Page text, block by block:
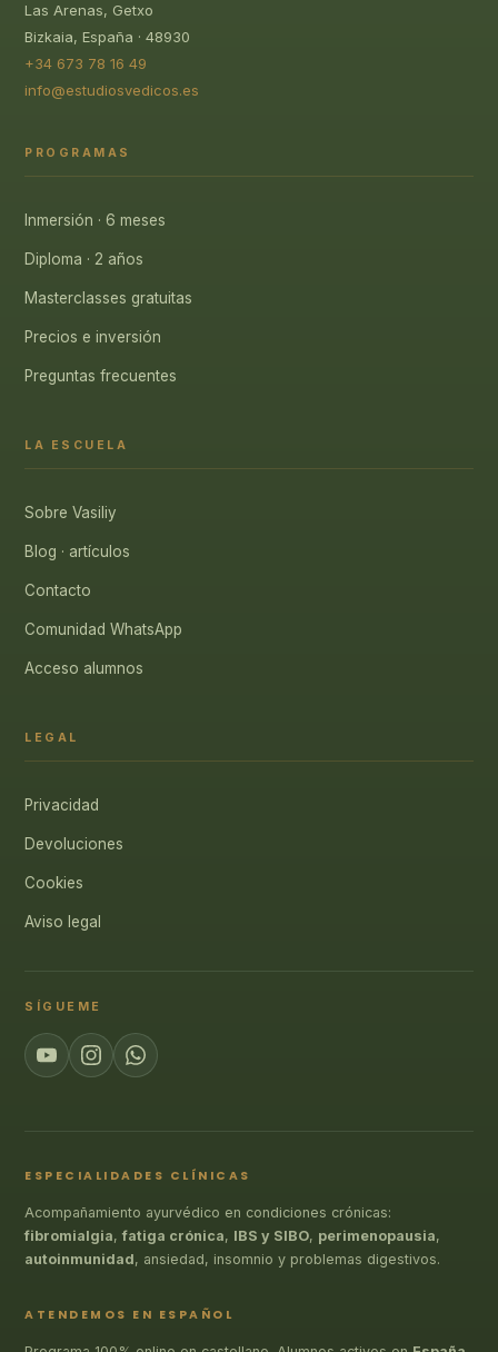
Las Arenas, Getxo
Bizkaia, España · 48930
+34 673 78 16 49
info@estudiosvedicos.es
PROGRAMAS
Inmersión · 6 meses
Diploma · 2 años
Masterclasses gratuitas
Precios e inversión
Preguntas frecuentes
LA ESCUELA
Sobre Vasiliy
Blog · artículos
Contacto
Comunidad WhatsApp
Acceso alumnos
LEGAL
Privacidad
Devoluciones
Cookies
Aviso legal
SÍGUEME
ESPECIALIDADES CLÍNICAS
Acompañamiento ayurvédico en condiciones crónicas:
fibromialgia,fatiga crónica, IBS y SIBO, perimenopausia,
autoinmunidad, ansiedad, insomnio y problemas digestivos.
ATENDEMOS EN ESPAÑOL